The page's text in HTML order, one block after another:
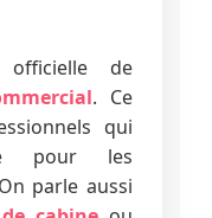
de
. Ce
qui
pour les
parle aussi